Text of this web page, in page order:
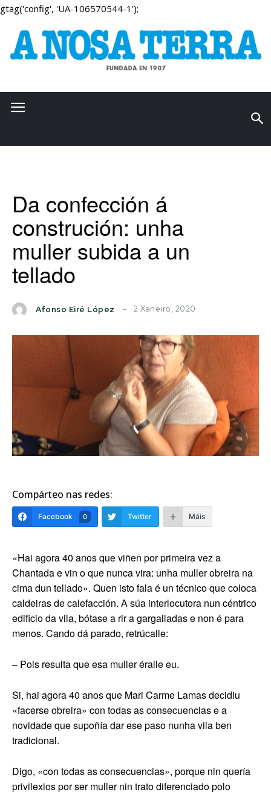
gtag('config', 'UA-106570544-1');
Da confección á
construción: unha
muller subida a un
tellado
Afonso Eiré López 2 Xaneiro, 2020
Compárteo nas redes:
Facebook 0 Twitter Máis
«Hai agora 40 anos que viñen por primeira vez a
Chantada e vin o que nunca vira: unha muller obreira na
cima dun tellado». Quen isto fala é un técnico que coloca
caldeiras de calefacción. A súa interlocutora nun céntrico
edificio da vila, bótase a rir a gargalladas e non é para
menos. Cando dá parado, retrúcalle:
– Pois resulta que esa muller éralle eu.
Si, hai agora 40 anos que Mari Carme Lamas decidiu
«facerse obreira» con todas as consecuencias e a
novidade que supoñía dar ese paso nunha vila ben
tradicional.
Digo, «con todas as consecuencias», porque nin quería
privilexios por ser muller nin trato diferenciado polo